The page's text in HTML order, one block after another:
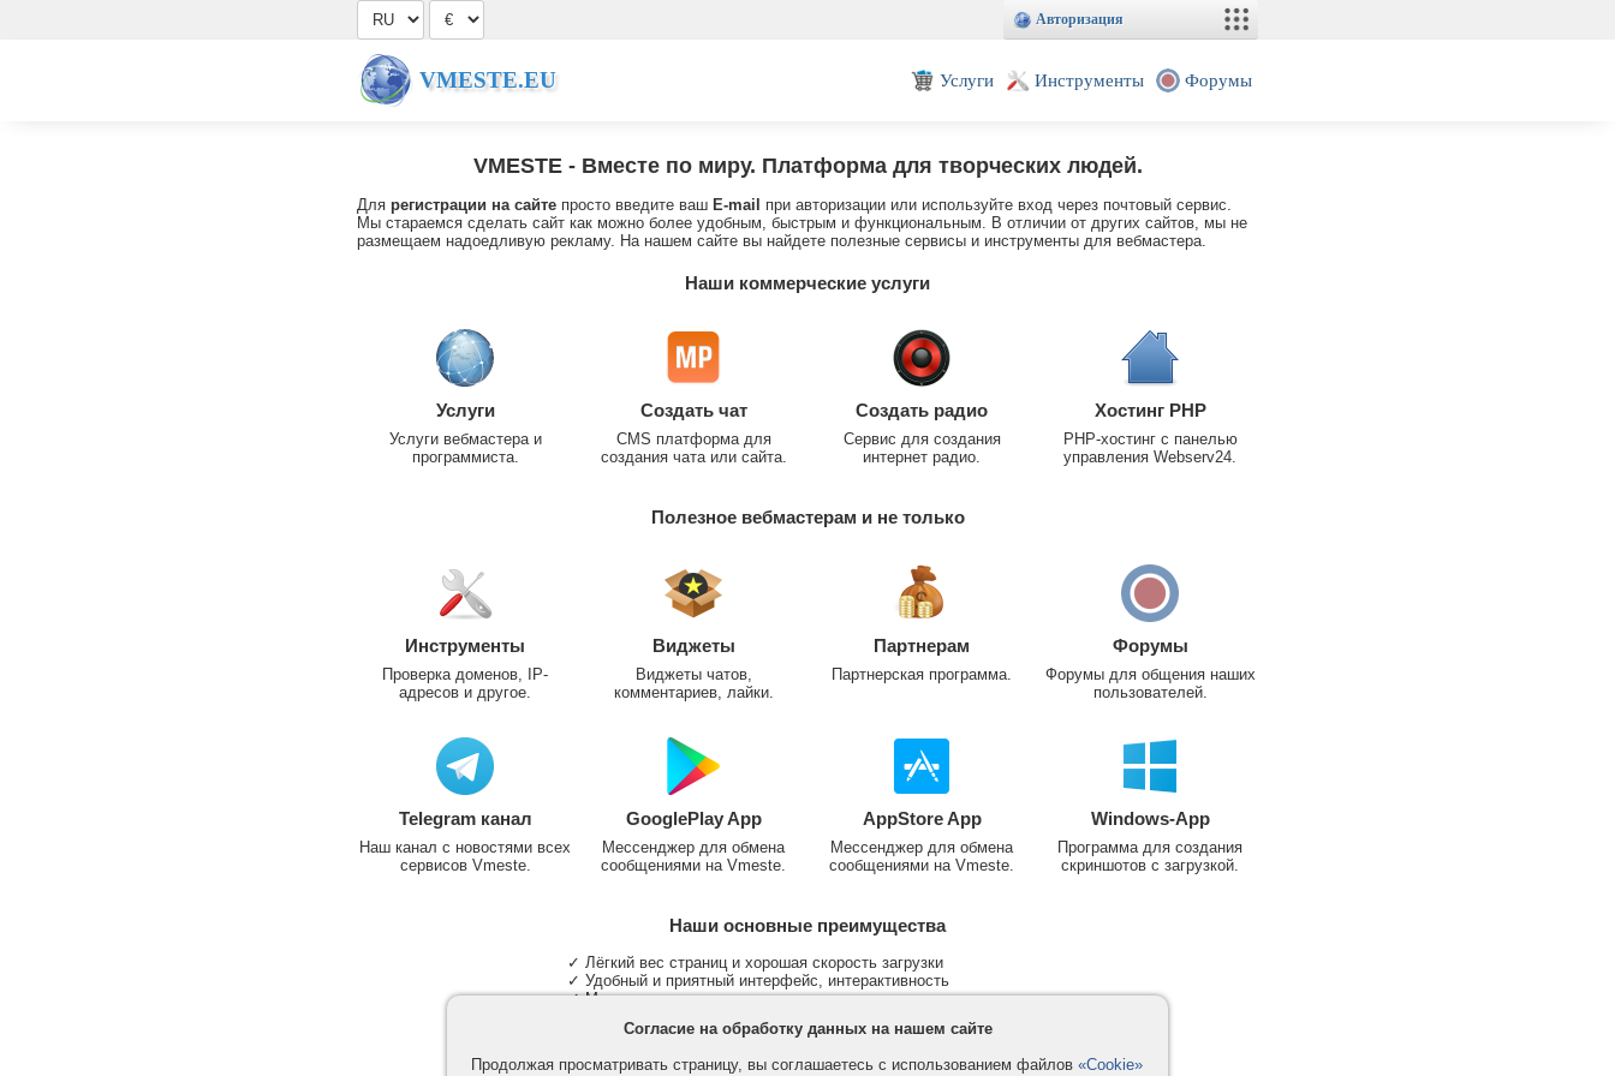
Авторизация
VMESTE.EU Услуги Инструменты Форумы
VMESTE- Вместе по миру. Платформа для творческих людей.
Для регистрации на сайте просто введите ваш E-mail
при авторизации или используйте вход через почтовый сервис.
Мы стараемся сделать сайт как можно более удобным, быстрым и функциональным. В отличии от других сайтов, мы не
размещаем надоедливую рекламу. На нашем сайте вы найдете полезные сервисы и инструменты для вебмастера.
Наши коммерческие услуги
Услуги
Услуги вебмастера и
программиста.
Создать чат
CMS платформа для
создания чата или сайта.
Создать радио
Сервис для создания
интернет радио.
Хостинг PHP
PHP-хостинг с панелью
управления Webserv24.
Полезное вебмастерам и не только
Инструменты
Проверка доменов, IP-
адресов и другое.
Виджеты
Виджеты чатов,
комментариев, лайки.
Партнерам
Партнерская программа.
Форумы
Форумы для общения наших
пользователей.
Telegram канал
Наш канал с новостями всех
сервисов Vmeste.
GooglePlay App
Мессенджер для обмена
сообщениями на Vmeste.
AppStore App
Мессенджер для обмена
сообщениями на Vmeste.
Windows-App
Программа для создания
скриншотов с загрузкой.
Наши основные преимущества
✓ Лёгкий вес страниц и хорошая скорость загрузки
✓ Удобный и приятный интерфейс, интерактивность
✓ Мы не размещаем надоедливую рекламу
✓ Участие в группах и сообществах
✓ Поддержка основных типов и больших файлов
Согласие на обработку данных на нашем сайте
Продолжая просматривать страницу, вы соглашаетесь с использованием файлов «Cookie»